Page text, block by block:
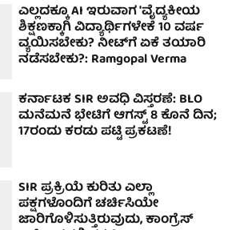
ಎಲ್ಲದಕ್ಕೂ AI ಇರುವಾಗ 'ವೈದ್ಯಕೀಯ
ಶಿಕ್ಷಣಕ್ಕಾಗಿ ವಿದ್ಯಾರ್ಥಿಗಳೇಕೆ 10 ವರ್ಷ
ವ್ಯಯಿಸಬೇಕು? ನೀಟ್‌ಗೆ ಏಕೆ ತಯಾರಿ
ನಡೆಸಬೇಕು?: Ramgopal Verma
ಕರ್ನಾಟಕ SIR ಅವಧಿ ವಿಸ್ತರಣೆ: BLO
ಮನೆಮನೆ ಭೇಟಿಗೆ ಆಗಸ್ಟ್ 8 ಕೊನೆ ದಿನ;
17ರಂದು ಕರಡು ಪಟ್ಟಿ ಪ್ರಕಟಣೆ!
SIR ಪ್ರಕ್ರಿಯೆ ಕುರಿತು ಎಲ್ಲಾ
ಪಕ್ಷಗಳೊಂದಿಗೆ ಚರ್ಚಿಸಿಯೇ
ಜಾರಿಗೊಳಿಸುತ್ತಿರುವುದು, ಕಾಂಗ್ರೆಸ್